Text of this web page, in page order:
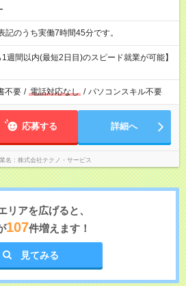
～19:00 ※表記のうち実働7時間45分です。
週間以内(最短2日目)のスピード就業が可能】
不要 / 電話対応なし / パソコンスキル不要
応募する 詳細へ
名 株式会社テクノ・サービス
リアを広げると、
107件増えます！
見てみる